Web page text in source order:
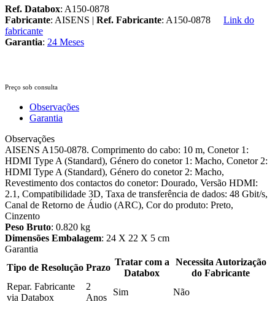
Ref. Databox: A150-0878
Fabricante: AISENS | Ref. Fabricante: A150-0878
Link do
fabricante
Garantia: 24 Meses
Preço sob consulta
Observações
Garantia
Observações
AISENS A150-0878. Comprimento do cabo: 10 m, Conetor 1:
HDMI Type A (Standard), Género do conetor 1: Macho, Conetor 2:
HDMI Type A (Standard), Género do conetor 2: Macho,
Revestimento dos contactos do conetor: Dourado, Versão HDMI:
2.1, Compatibilidade 3D, Taxa de transferência de dados: 48 Gbit/s,
Canal de Retorno de Áudio (ARC), Cor do produto: Preto,
Cinzento
Peso Bruto: 0.820 kg
Dimensões Embalagem: 24 X 22 X 5 cm
Garantia
Tipo de Resolução Prazo
Tratar com a
Databox
Necessita Autorização
do Fabricante
Repar. Fabricante
via Databox
2
Anos
Sim Não